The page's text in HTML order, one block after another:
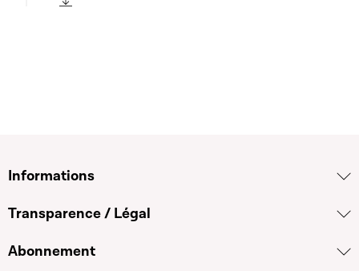
Informations
Transparence / Légal
Abonnement